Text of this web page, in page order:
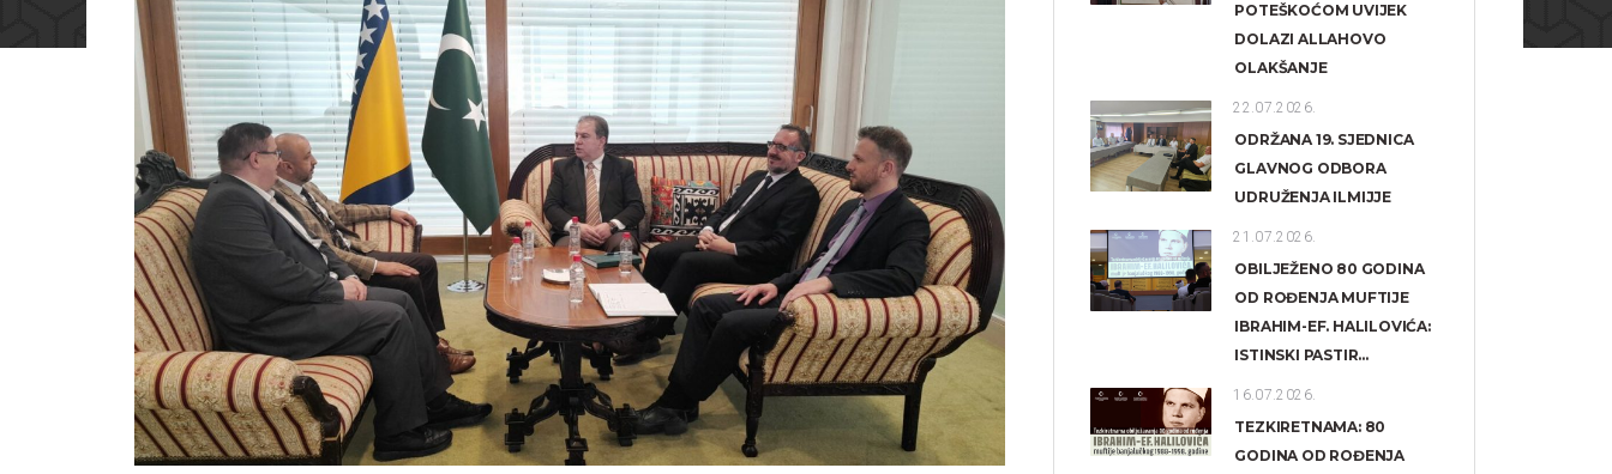
POTEŠKOĆOM UVIJEK
DOLAZI ALLAHOVO
OLAKŠANJE
22.07.2026.
ODRŽANA 19. SJEDNICA
GLAVNOG ODBORA
UDRUŽENJA ILMIJJE
21.07.2026.
OBILJEŽENO 80 GODINA
OD ROĐENJA MUFTIJE
IBRAHIM-EF. HALILOVIĆA:
ISTINSKI PASTIR...
16.07.2026.
TEZKIRETNAMA: 80
GODINA OD ROĐENJA